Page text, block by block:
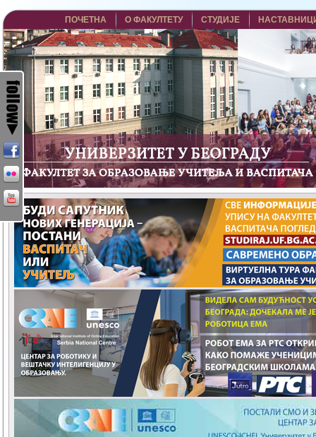
ПОЧЕТНА О ФАКУЛТЕТУ СТУДИЈЕ